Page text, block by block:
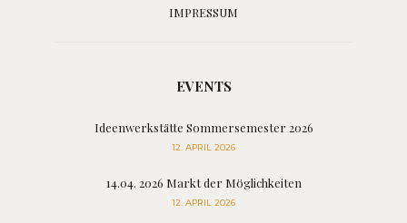
IMPRESSUM
EVENTS
Ideenwerkstätte Sommersemester 2026
12. APRIL 2026
14.04. 2026 Markt der Möglichkeiten
12. APRIL 2026